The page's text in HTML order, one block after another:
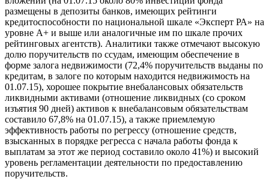
размещены в депозиты банков, имеющих рейтинги
кредитоспособности по национальной шкале «Эксперт РА» на
уровне А+ и выше или аналогичные им по шкале прочих
рейтинговых агентств). Аналитики также отмечают высокую
долю поручительств по ссудам, имеющим обеспечение в
форме залога недвижимости (72,4% поручительств выданы по
кредитам, в залоге по которым находится недвижимость на
01.07.15), хорошее покрытие внебалансовых обязательств
ликвидными активами (отношение ликвидных (со сроком
изъятия 90 дней) активов к внебалансовым обязательствам
составило 67,8% на 01.07.15), а также приемлемую
эффективность работы по регрессу (отношение средств,
взысканных в порядке регресса с начала работы фонда к
выплатам за этот же период составило около 41%) и высокий
уровень регламентации деятельности по предоставлению
поручительств.